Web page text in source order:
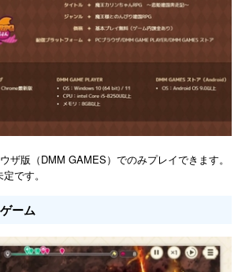
ザ版（DMM GAMES）でのみプレイできます。
です。
ーム